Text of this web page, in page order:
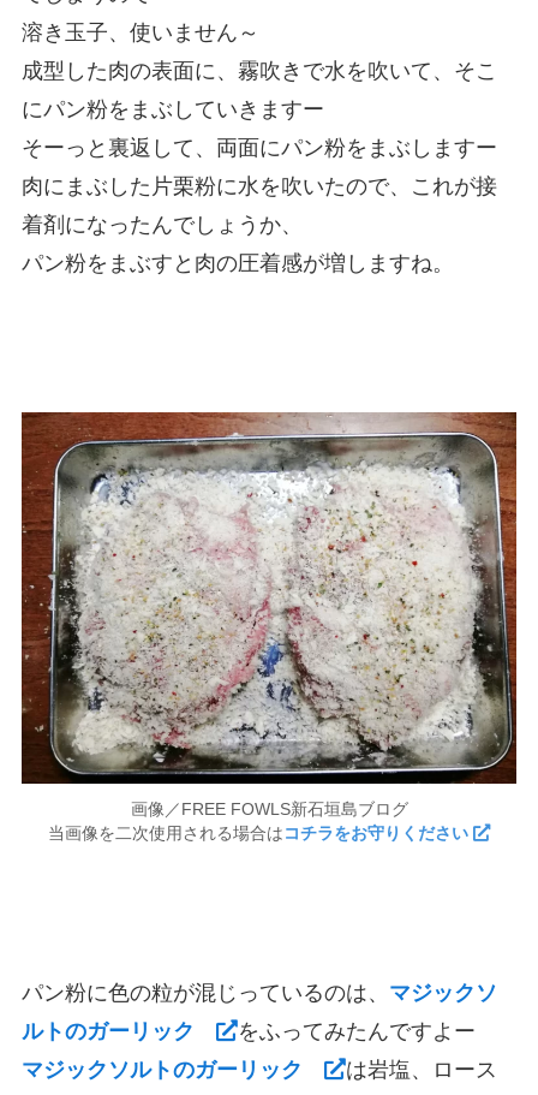
溶き玉子、使いません～
成型した肉の表面に、霧吹きで水を吹いて、そこ
にパン粉をまぶしていきますー
そーっと裏返して、両面にパン粉をまぶしますー
肉にまぶした片栗粉に水を吹いたので、これが接
着剤になったんでしょうか、
パン粉をまぶすと肉の圧着感が増しますね。
画像／FREE FOWLS新石垣島ブログ
当画像を二次使用される場合はコチラをお守りください
パン粉に色の粒が混じっているのは、 マジックソ
ルトのガーリック
をふってみたんですよー
マジックソルトのガーリック
は岩塩、ロース